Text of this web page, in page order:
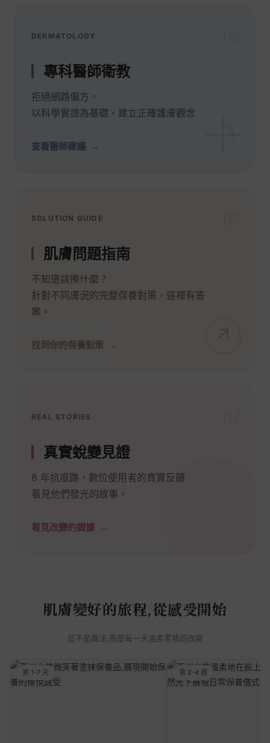
DERMATOLOGY
專科醫師衛教
拒絕網路偏方。
以科學實證為基礎，建立正確護膚觀念
查看醫師建議
SOLUTION GUIDE
肌膚問題指南
不知道該擦什麼？
針對不同膚況的完整保養對策，這裡有答
案。
找到你的保養對策
REAL STORIES
真實蛻變見證
8 年抗痘路，數位使用者的真實反饋
看見他們發光的故事。
看見改變的證據
肌膚變好的旅程,從感受開始
這不是魔法,而是每一天溫柔累積的改變
第 1-7 天 第 2-4 週